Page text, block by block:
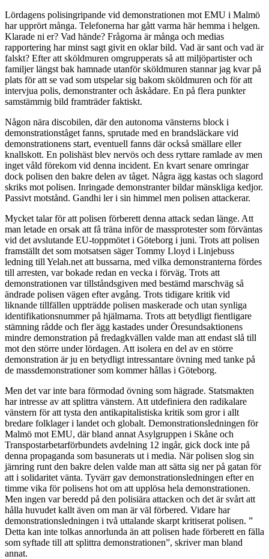
Lördagens polisingripande vid demonstrationen mot EMU i Malmö
har upprört många. Telefonerna har gått varma här hemma i helgen.
Klarade ni er? Vad hände? Frågorna är många och medias
rapportering har minst sagt givit en oklar bild. Vad är sant och vad är
falskt? Efter att sköldmuren omgrupperats så att miljöpartister och
familjer längst bak hamnade utanför sköldmuren stannar jag kvar på
plats för att se vad som utspelar sig bakom sköldmuren och för att
intervjua polis, demonstranter och åskådare. En på flera punkter
samstämmig bild framträder faktiskt.
Någon nära discobilen, där den autonoma vänsterns block i
demonstrationståget fanns, sprutade med en brandsläckare vid
demonstrationens start, eventuell fanns där också smällare eller
knallskott. En polishäst blev nervös och dess ryttare ramlade av men
inget våld förekom vid denna incident. En kvart senare omringar
dock polisen den bakre delen av tåget. Några ägg kastas och slagord
skriks mot polisen. Inringade demonstranter bildar mänskliga kedjor.
Passivt motstånd. Gandhi ler i sin himmel men polisen attackerar.
Mycket talar för att polisen förberett denna attack sedan länge. Att
man letade en orsak att få träna inför de massprotester som förväntas
vid det avslutande EU-toppmötet i Göteborg i juni. Trots att polisen
framställt det som motsatsen säger Tommy Lloyd i Linjebuss
ledning till Yelah.net att bussarna, med vilka demonstranterna fördes
till arresten, var bokade redan en vecka i förväg. Trots att
demonstrationen var tillståndsgiven med bestämd marschväg så
ändrade polisen vägen efter avgång. Trots tidigare kritik vid
liknande tillfällen uppträdde polisen maskerade och utan synliga
identifikationsnummer på hjälmarna. Trots att betydligt fientligare
stämning rådde och fler ägg kastades under Öresundsaktionens
mindre demonstration på fredagkvällen valde man att endast slå till
mot den större under lördagen. Att isolera en del av en större
demonstration är ju en betydligt intressantare övning med tanke på
de massdemonstrationer som kommer hållas i Göteborg.
Men det var inte bara förmodad övning som hägrade. Statsmakten
har intresse av att splittra vänstern. Att utdefiniera den radikalare
vänstern för att tysta den antikapitalistiska kritik som gror i allt
bredare folklager i landet och globalt. Demonstrationsledningen för
Malmö mot EMU, där bland annat Asylgruppen i Skåne och
Transpostarbetarförbundets avdelning 12 ingår, gick dock inte på
denna propaganda som basunerats ut i media. När polisen slog sin
järnring runt den bakre delen valde man att sätta sig ner på gatan för
att i solidaritet vänta. Tyvärr gav demonstrationsledningen efter en
timme vika för polisens hot om att upplösa hela demonstrationen.
Men ingen var beredd på den polisiära attacken och det är svårt att
hålla huvudet kallt även om man är väl förbered. Vidare har
demonstrationsledningen i två uttalande skarpt kritiserat polisen. ”
Detta kan inte tolkas annorlunda än att polisen hade förberett en fälla
som syftade till att splittra demonstrationen”, skriver man bland
annat.